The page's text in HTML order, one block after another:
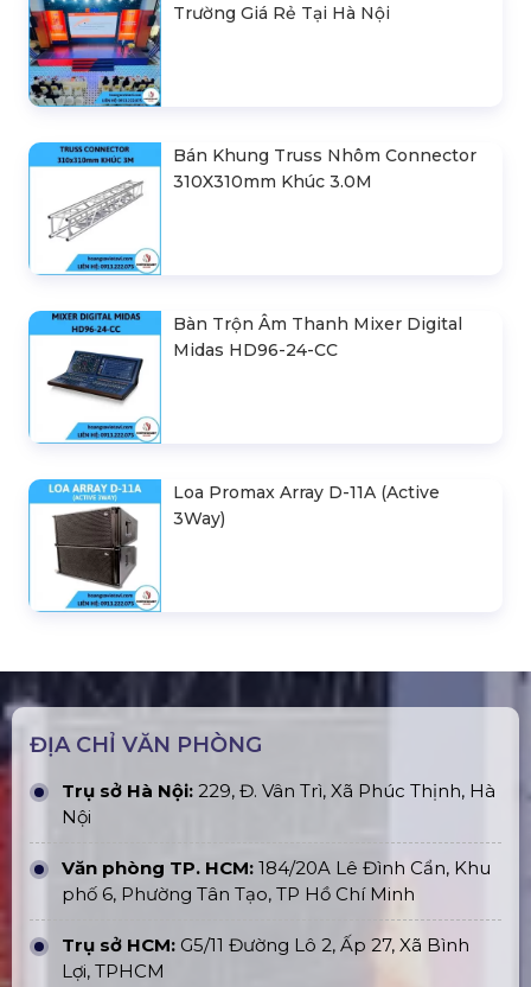
Trường Giá Rẻ Tại Hà Nội
Bán Khung Truss Nhôm Connector
310X310mm Khúc 3.0M
Bàn Trộn Âm Thanh Mixer Digital
Midas HD96-24-CC
Loa Promax Array D-11A (Active
3Way)
ĐỊA CHỈ VĂN PHÒNG
Trụ sở Hà Nội: 229, Đ. Vân Trì, Xã Phúc Thịnh, Hà
Nội
Văn phòng TP. HCM: 184/20A Lê Đình Cẩn, Khu
phố 6, Phường Tân Tạo, TP Hồ Chí Minh
Trụ sở HCM: G5/11 Đường Lô 2, Ấp 27, Xã Bình
Lợi, TPHCM